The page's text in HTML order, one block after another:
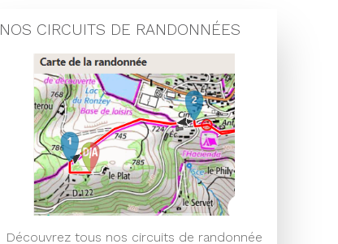
NOS CIRCUITS DE RANDONNÉES
Découvrez tous nos circuits de randonnée